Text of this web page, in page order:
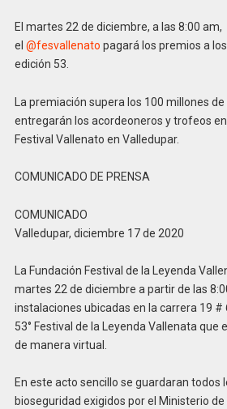
El martes 22 de diciembre, a las 8:00 am,
el @fesvallenato pagará los premios a
edición 53.
La premiación supera los 100 millones
entregarán los acordeoneros y trofeos
Festival Vallenato en Valledupar.
COMUNICADO DE PRENSA
COMUNICADO
Valledupar, diciembre 17 de 2020
La Fundación Festival de la Leyenda
martes 22 de diciembre a partir de las
instalaciones ubicadas en la carrera 19 #
53° Festival de la Leyenda Vallenata que
de manera virtual.
En este acto sencillo se guardaran todos
bioseguridad exigidos por el Ministerio